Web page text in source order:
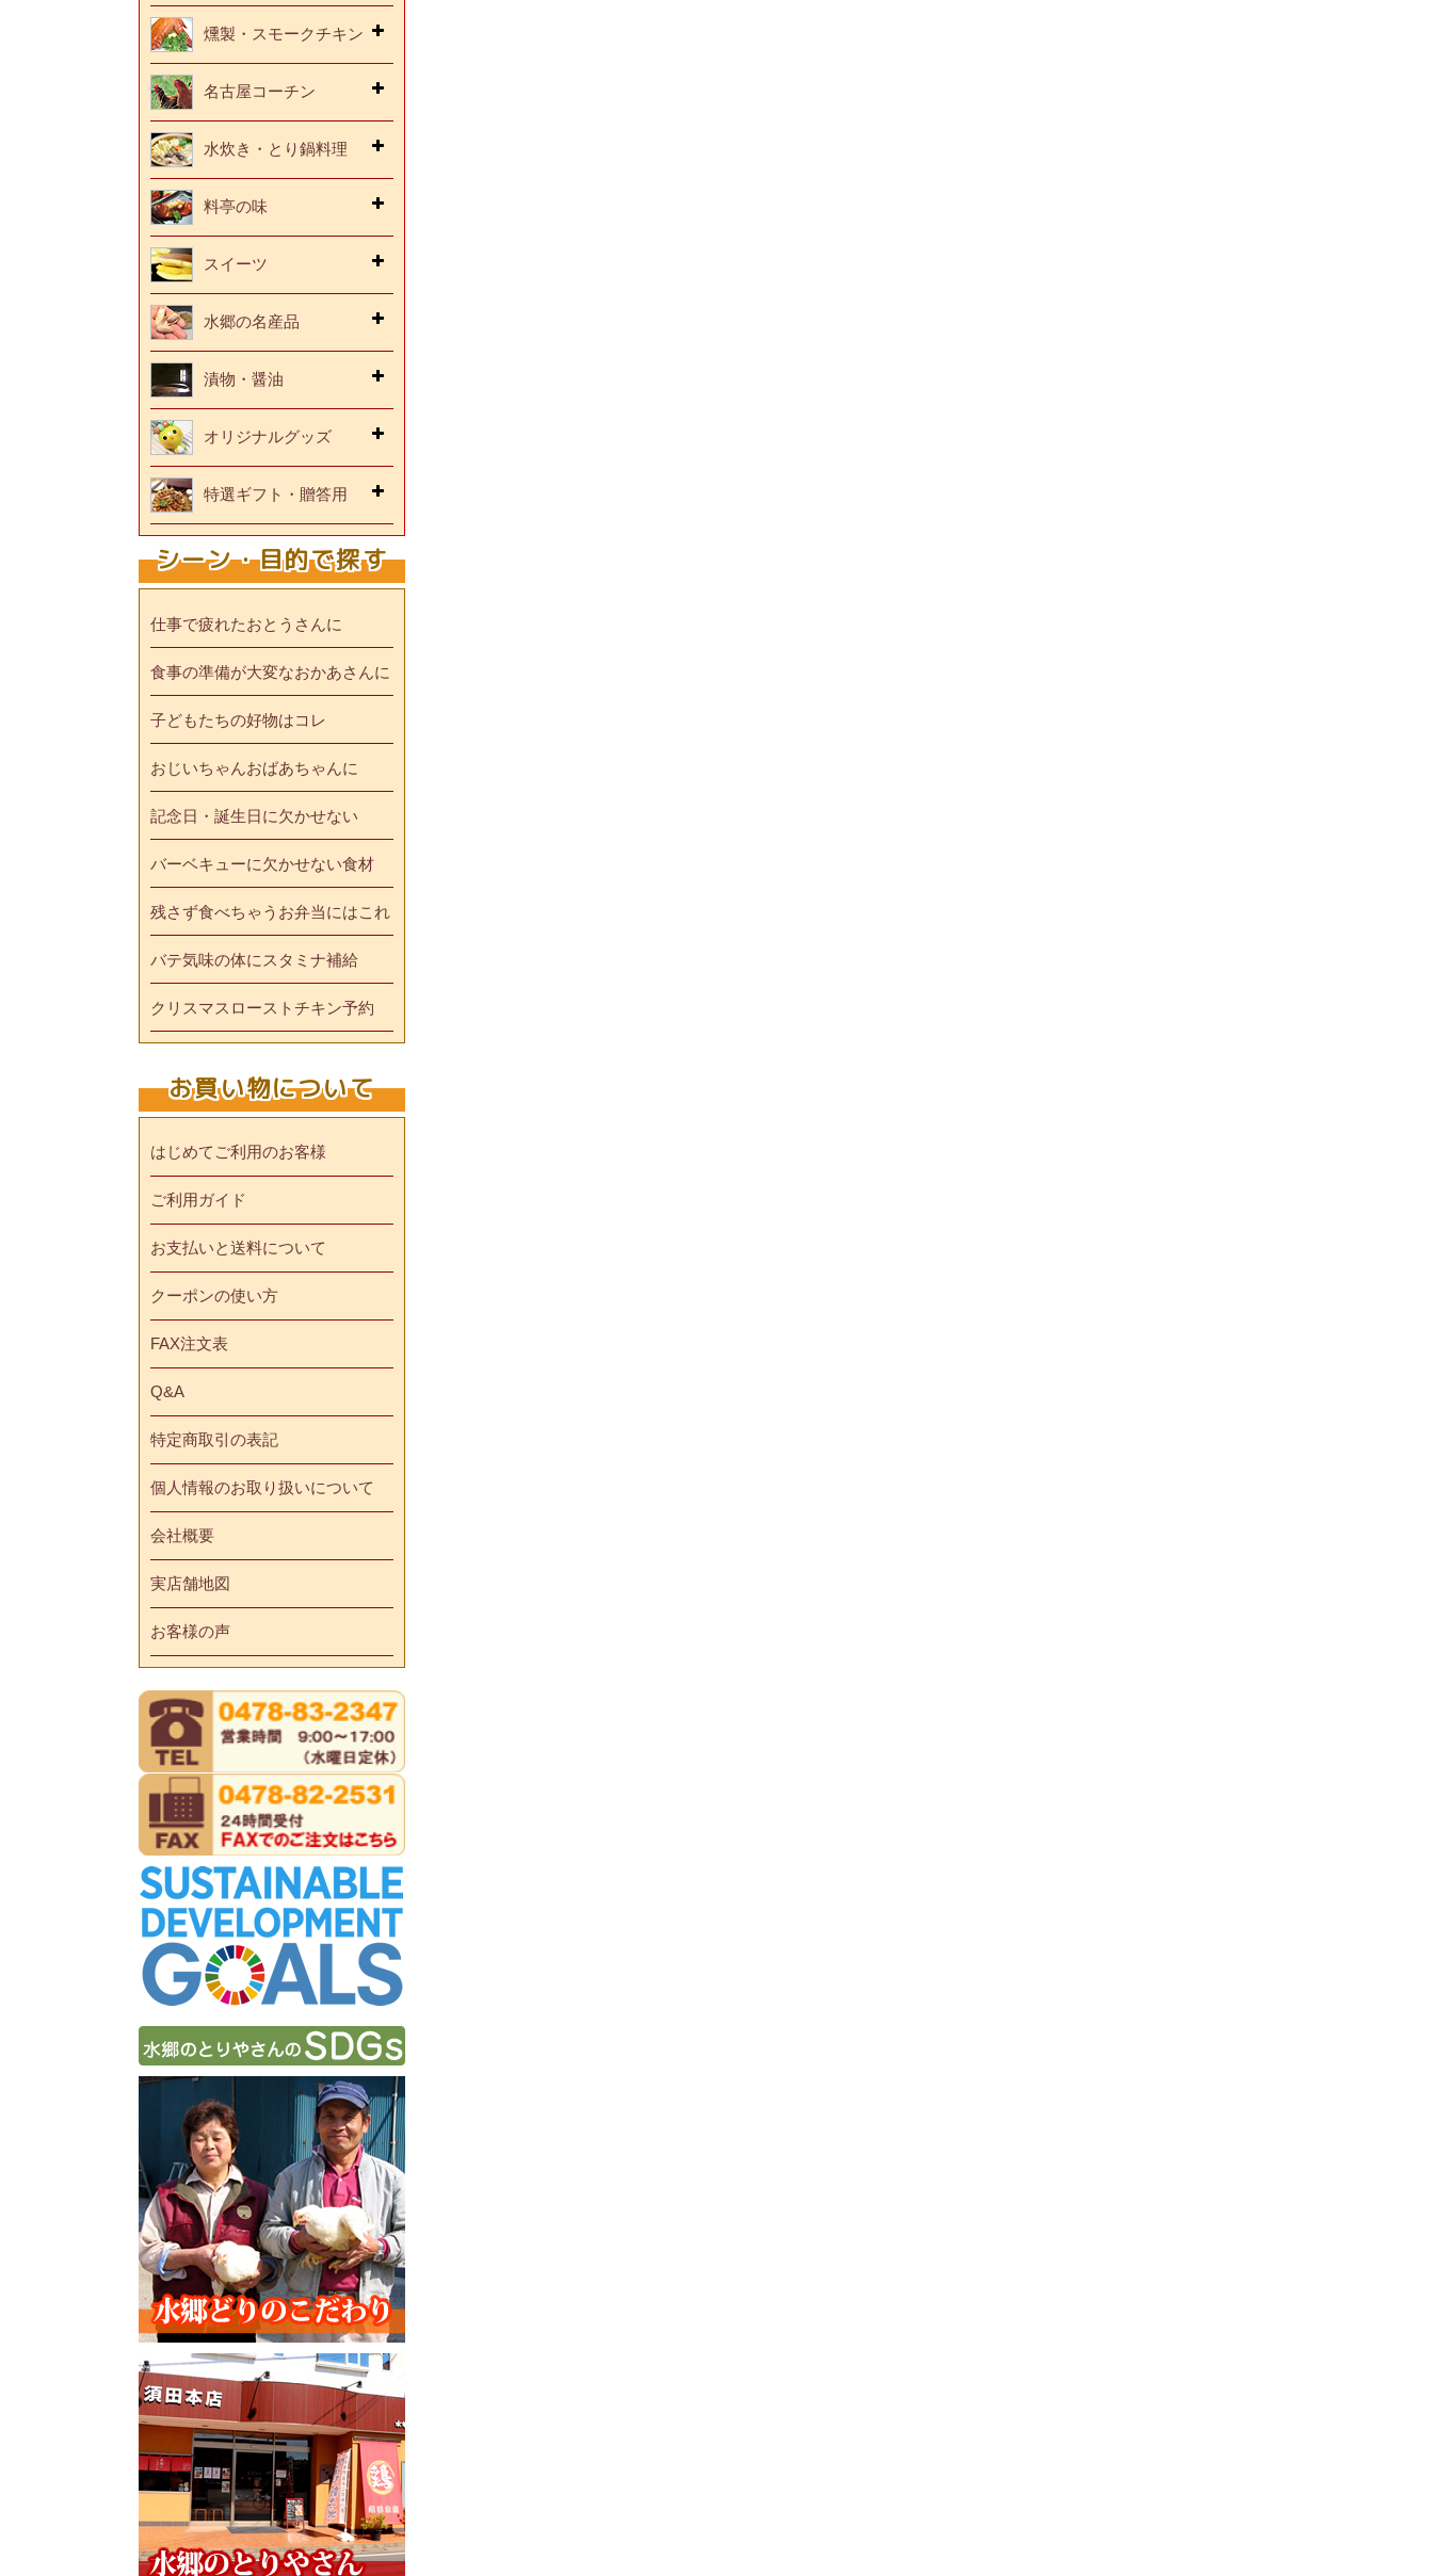
燻製・スモークチキン
名古屋コーチン
水炊き・とり鍋料理
料亭の味
スイーツ
水郷の名産品
漬物・醤油
オリジナルグッズ
特選ギフト・贈答用
シーン・目的で探す
仕事で疲れたおとうさんに
食事の準備が大変なおかあさんに
子どもたちの好物はコレ
おじいちゃんおばあちゃんに
記念日・誕生日に欠かせない
バーベキューに欠かせない食材
残さず食べちゃうお弁当にはこれ
バテ気味の体にスタミナ補給
クリスマスローストチキン予約
お買い物について
はじめてご利用のお客様
ご利用ガイド
お支払いと送料について
クーポンの使い方
FAX注文表
Q&A
特定商取引の表記
個人情報のお取り扱いについて
会社概要
実店舗地図
お客様の声